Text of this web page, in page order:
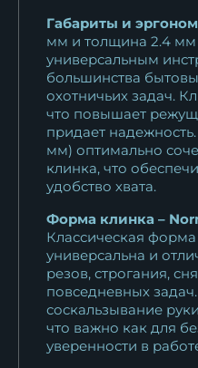
Габариты и
мм и толщина 2.4
универсальным
большинства
охотничьих задач.
что повышает
придает
мм) оптимально
клинка, что
удобство хвата.
Форма клинка –
Классическая
универсальна и
резов, строгания,
повседневных
соскальзывание
что важно как для
уверенности в